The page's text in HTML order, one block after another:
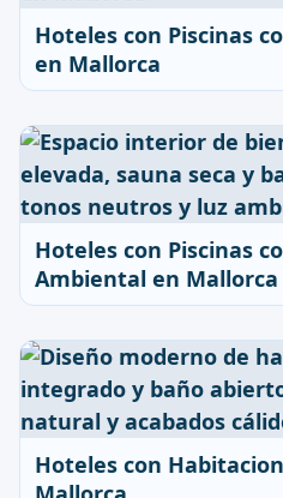
Hoteles con Piscinas
en Mallorca
Hoteles con Piscinas
Ambiental en Mallorca
Hoteles con